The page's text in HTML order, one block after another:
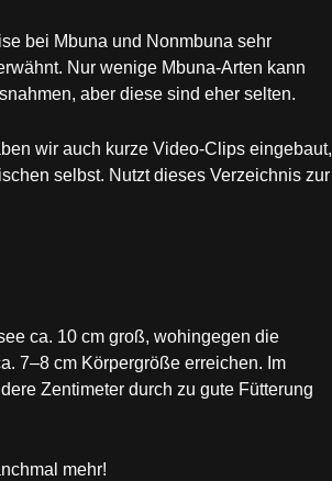
bei Mbuna und Nonmbuna sehr
Nur wenige Mbuna-Arten kann
aber diese sind eher selten.
wir auch kurze Video-Clips eingebaut,
selbst. Nutzt dieses Verzeichnis zur
ca. 10 cm groß, wohingegen die
7–8 cm Körpergröße erreichen. Im
Zentimeter durch zu gute Fütterung
mehr!